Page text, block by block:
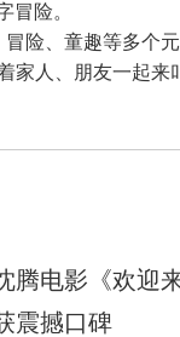
冒险。
冒险、童趣等多个
家人、朋友一起来
腾电影《欢迎
震撼口碑